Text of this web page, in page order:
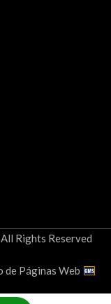
Rights Reserved
Páginas Web